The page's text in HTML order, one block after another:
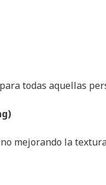
todas aquellas
mejorando la